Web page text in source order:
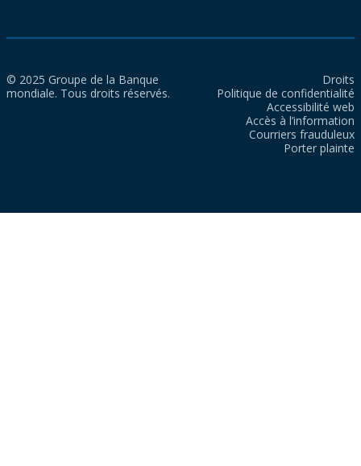
© 2025 Groupe de la Banque
mondiale. Tous droits réservés.
Droits
Politique de confidentialité
Accessibilité web
Accès à l’information
Courriers frauduleux
Porter plainte